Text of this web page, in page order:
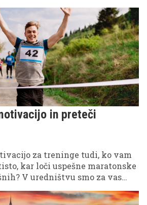
in preteči
za treninge tudi, ko vam
kar loči uspešne maratonske
V uredništvu smo za vas